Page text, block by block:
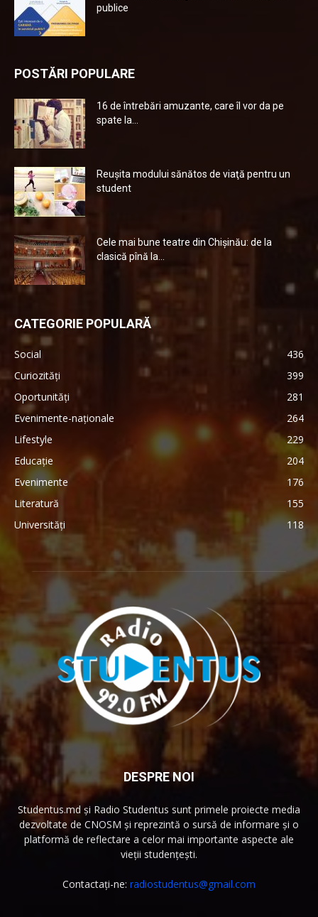
publice
POSTĂRI POPULARE
16 de întrebări amuzante, care îl vor da pe
spate la...
Reuşita modului sănătos de viaţă pentru un
student
Cele mai bune teatre din Chişinău: de la
clasică pînă la...
CATEGORIE POPULARĂ
Social
436
Curiozități
399
Oportunități
281
Evenimente-naționale
264
Lifestyle
229
Educație
204
Evenimente
176
Literatură
155
Universități
118
DESPRE NOI
Studentus.md și Radio Studentus sunt primele proiecte media
dezvoltate de CNOSM și reprezintă o sursă de informare și o
platformă de reflectare a celor mai importante aspecte ale
vieții studențești.
Contactați-ne: radiostudentus@gmail.com